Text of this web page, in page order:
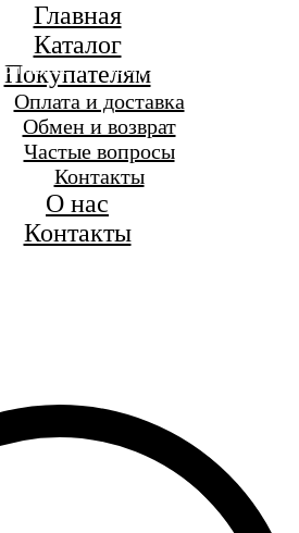
заказе от 7 000 р.
Главная
Каталог
Покупателям
Оплата и доставка
Обмен и возврат
Частые вопросы
Контакты
О нас
Контакты